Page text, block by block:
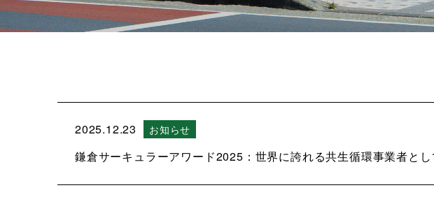
2025.12.23 お知らせ
鎌倉サーキュラーアワード2025：世界に誇れる共生循環事業者とし